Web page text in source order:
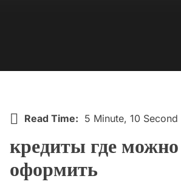
Read Time: 5 Minute, 10 Second
кредиты где можно
оформить